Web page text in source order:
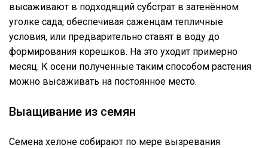
высаживают в подходящий субстрат в затенённом
уголке сада, обеспечивая саженцам тепличные
условия, или предварительно ставят в воду до
формирования корешков. На это уходит примерно
месяц. К осени полученные таким способом растения
можно высаживать на постоянное место.
Выащивание из семян
Семена хелоне собирают по мере вызревания